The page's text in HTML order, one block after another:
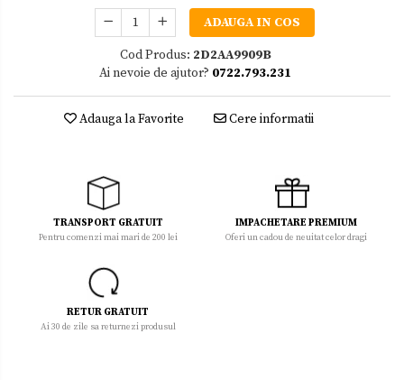
ADAUGA IN COS
Cod Produs: 2D2AA9909B
Ai nevoie de ajutor? 0722.793.231
Adauga la Favorite Cere informatii
TRANSPORT GRATUIT
Pentru comenzi mai mari de 200 lei
IMPACHETARE PREMIUM
Oferi un cadou de neuitat celor dragi
RETUR GRATUIT
Ai 30 de zile sa returnezi produsul